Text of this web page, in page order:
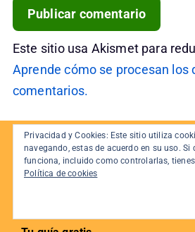
Este sitio usa Akismet para
Aprende cómo se procesan los
comentarios.
Sobre Gouforit
Gouforit es una página dedicada a
productos de electrónica e informática.
Privacidad y Cookies: Este sitio utiliza
navegando, estas de acuerdo en su uso. Si
funciona, incluido como controlarlas,
Política de cookies